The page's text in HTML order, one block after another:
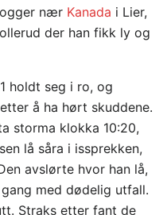
nær Kanada i Lier,
der han fikk ly og
holdt seg i ro, og
å ha hørt skuddene.
storma klokka 10:20,
lå såra i issprekken,
avslørte hvor han lå,
med dødelig utfall.
Straks etter fant de